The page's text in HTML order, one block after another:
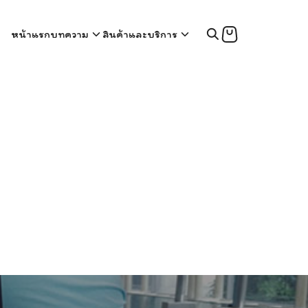
หน้าแรกบทความ สินค้าและบริการ